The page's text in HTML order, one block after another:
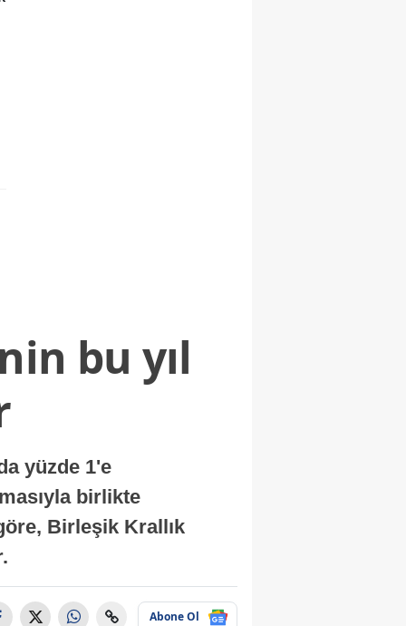
bu yıl
yüzde 1'e
birlikte
Birleşik Krallık
Abone Ol